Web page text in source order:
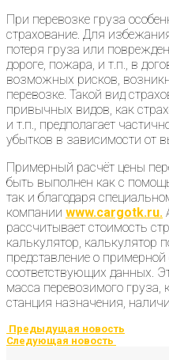
При перевозке груза
страхование. Для
потеря груза или
дороге, пожара, и т.п., в
возможных рисков,
перевозке. Такой вид
привычных видов, как
и т.п., предполагает
убытков в зависимости от
Примерный расчёт цены
быть выполнен как с
так и благодаря
компании www.cargotk.ru.
рассчитывает стоимость
калькулятор, калькулятор
представление о
соответствующих данных.
масса перевозимого груза,
станция назначения,
Предыдущая новость
Следующая новость